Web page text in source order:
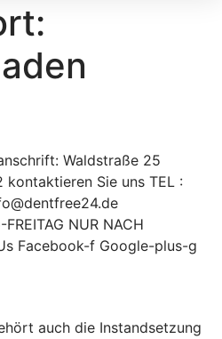
Waldstraße 25
Sie uns TEL :
NUR NACH
Facebook-f Google-plus-g
auch die Instandsetzung